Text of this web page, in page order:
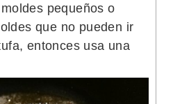
pequeños o
que no pueden ir
entonces usa una